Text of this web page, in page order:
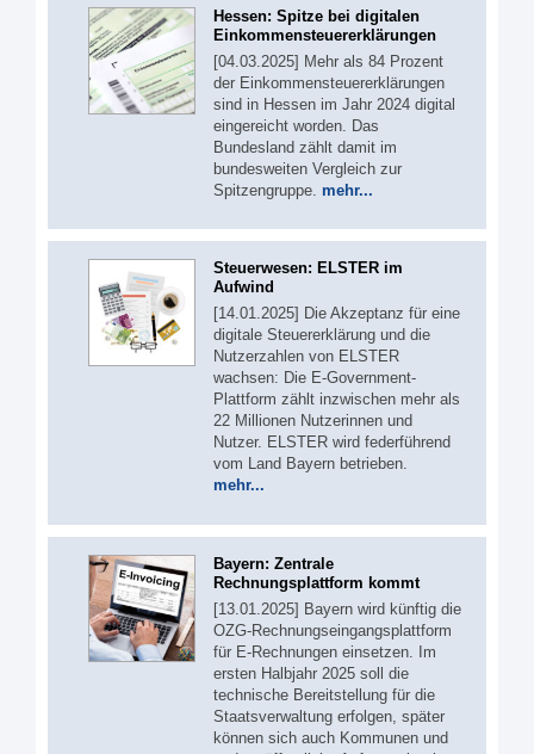
Hessen: Spitze bei digitalen
Einkommensteuererklärungen
[04.03.2025] Mehr als 84 Prozent
der Einkommensteuererklärungen
sind in Hessen im Jahr 2024 digital
eingereicht worden. Das
Bundesland zählt damit im
bundesweiten Vergleich zur
Spitzengruppe. mehr...
Steuerwesen: ELSTER im
Aufwind
[14.01.2025] Die Akzeptanz für eine
digitale Steuererklärung und die
Nutzerzahlen von ELSTER
wachsen: Die E-Government-
Plattform zählt inzwischen mehr als
22 Millionen Nutzerinnen und
Nutzer. ELSTER wird federführend
vom Land Bayern betrieben.
mehr...
Bayern: Zentrale
Rechnungsplattform kommt
[13.01.2025] Bayern wird künftig die
OZG-Rechnungseingangsplattform
für E-Rechnungen einsetzen. Im
ersten Halbjahr 2025 soll die
technische Bereitstellung für die
Staatsverwaltung erfolgen, später
können sich auch Kommunen und